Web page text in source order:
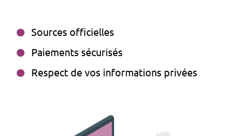
Sources officielles
Paiements sécurisés
Respect de vos informations privées